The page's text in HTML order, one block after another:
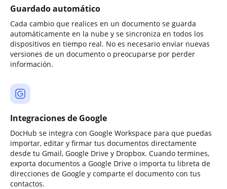
Guardado automático
Cada cambio que realices en un documento se guarda
automáticamente en la nube y se sincroniza en todos los
dispositivos en tiempo real. No es necesario enviar nuevas
versiones de un documento o preocuparse por perder
información.
Integraciones de Google
DocHub se integra con Google Workspace para que puedas
importar, editar y firmar tus documentos directamente
desde tu Gmail, Google Drive y Dropbox. Cuando termines,
exporta documentos a Google Drive o importa tu libreta de
direcciones de Google y comparte el documento con tus
contactos.